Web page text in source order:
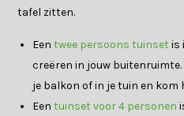
tafel zitten.
Eentwee persoons tuinset is
creëren in jouw buitenruimte.
je balkon of in je tuin en
Eentuinset voor 4 personen